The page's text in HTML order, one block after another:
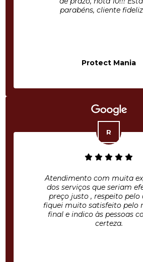
parabéns, cliente
Protect Mania
Atendimento com muita
dos serviços que seriam
preço justo , respeito pelo
fiquei muito satisfeito pelo
final e indico às pessoas
certeza.